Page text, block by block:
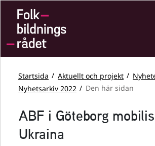
Startsida Aktuellt och projekt
Nyhetsarkiv 2022
Den här sidan
ABF i Göteborg
Ukraina